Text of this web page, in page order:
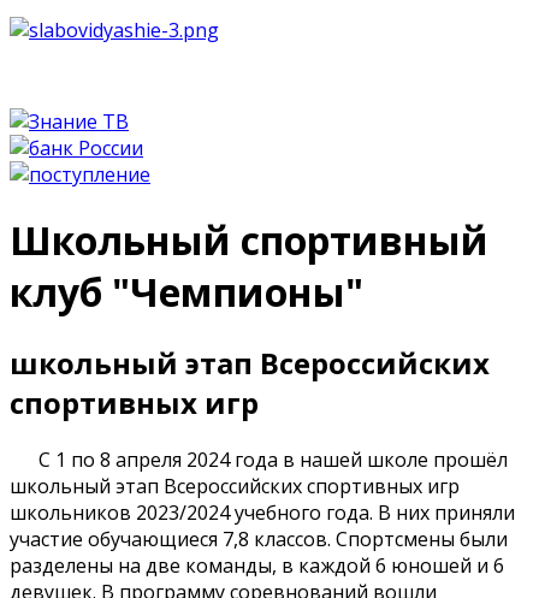
Школьный спортивный
клуб "Чемпионы"
школьный этап Всероссийских
спортивных игр
С 1 по 8 апреля 2024 года в нашей школе прошёл
школьный этап Всероссийских спортивных игр
школьников 2023/2024 учебного года. В них приняли
участие обучающиеся 7,8 классов. Спортсмены были
разделены на две команды, в каждой 6 юношей и 6
девушек. В программу соревнований вошли